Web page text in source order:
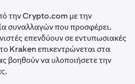
την Crypto.com με την
συναλλαγών που προσφέρει.
επενδύουν σε εντυπωσιακές
Kraken επικεντρώνεται στα
βοηθούν να υλοποιήσετε την